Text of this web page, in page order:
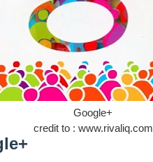
Google+
credit to : www.rivaliq.com